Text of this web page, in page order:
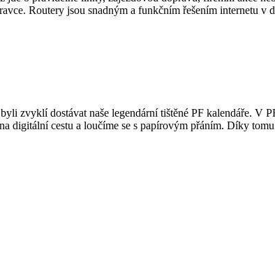
Routery jsou snadným a funkčním řešením internetu
zvyklí dostávat naše legendární tištěné PF kalendáře. V
digitální cestu a loučíme se s papírovým přáním. Díky